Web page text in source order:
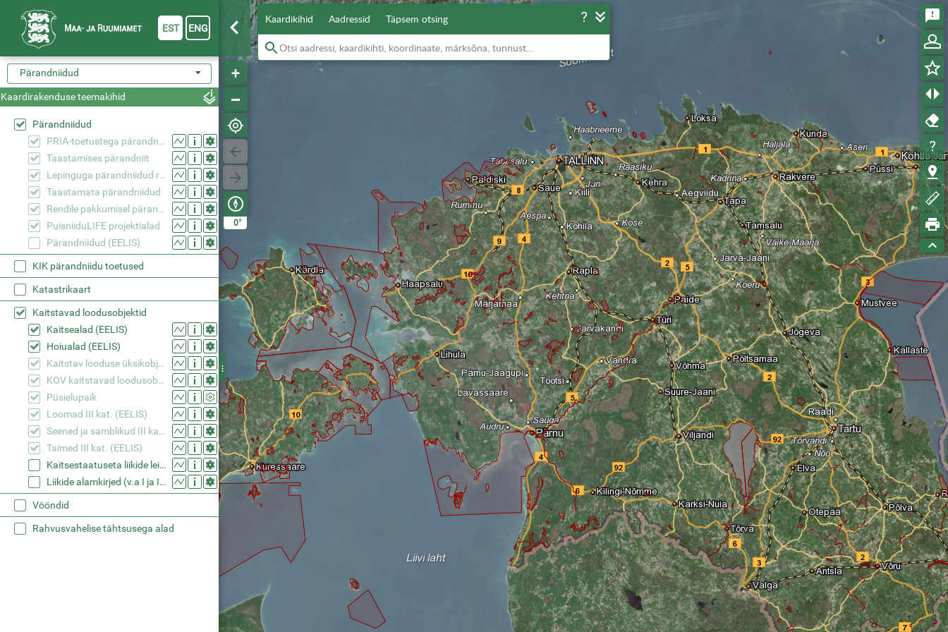
0°
Kaardikihid Aadressid Täpsem otsing
Pärandniidud
Kaardirakenduse teemakihid
Pärandniidud
PRIA-toetustega pärandniidud
Taastamises pärandniit
Lepinguga pärandniidud riigimaal
Taastamata pärandniidud
Rendile pakkumisel pärandniidud eramaal
PuisniiduLIFE projektialad
Pärandniidud (EELIS)
KIK pärandniidu toetused
Katastrikaart
Kaitstavad loodusobjektid
Kaitsealad (EELIS)
Hoiualad (EELIS)
Kaitstav looduse üksikobjekt (EELIS)
KOV kaitstavad loodusobjektid (EELIS)
Püsielupaik
Loomad III kat. (EELIS)
Seened ja samblikud III kat. (EELIS)
Taimed III kat. (EELIS)
Kaitsestaatuseta liikide leiukohad (EELIS)
Liikide alamkirjed (v.a I ja II kaitsekategooria) (EELIS)
Vööndid
Rahvusvahelise tähtsusega alad
EST ENG